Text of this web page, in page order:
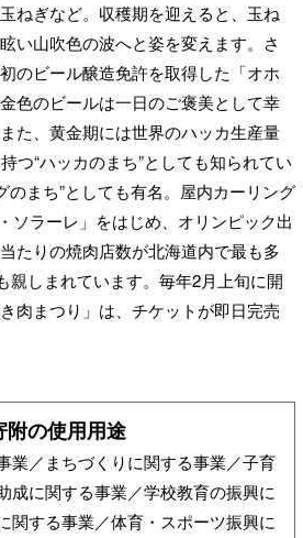
ねぎなど。収穫期を迎えると、玉ね
い山吹色の波へと姿を変えます。さ
のビール醸造免許を取得した「オホ
色のビールは一日のご褒美として幸
た、黄金期には世界のハッカ生産量
つ“ハッカのまち”としても知られてい
のまち”としても有名。屋内カーリング
ソラーレ」をはじめ、オリンピック出
たりの焼肉店数が北海道内で最も多
親しまれています。毎年2月上旬に開
肉まつり」は、チケットが即日完売
附の使用用途
業／まちづくりに関する事業／子育
成に関する事業／学校教育の振興に
関する事業／体育・スポーツ振興に